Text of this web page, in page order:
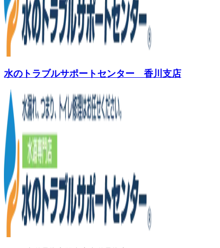
水のトラブルサポートセンター 香川支店